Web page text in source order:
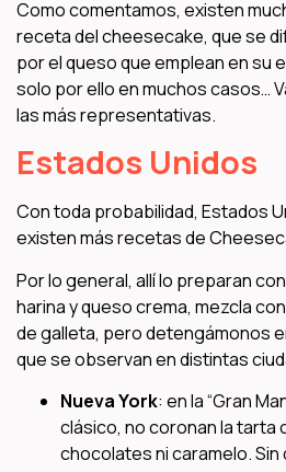
Como comentamos, existen
receta del cheesecake, que se
por el queso que emplean en su
solo por ello en muchos casos…
las más representativas.
Estados Unidos
Con toda probabilidad, Estados
existen más recetas de
Por lo general, allí lo preparan
harina y queso crema, mezcla
de galleta, pero detengámonos
que se observan en distintas
Nueva York: en la “Gran
clásico, no coronan la tarta
chocolates ni caramelo. Sin